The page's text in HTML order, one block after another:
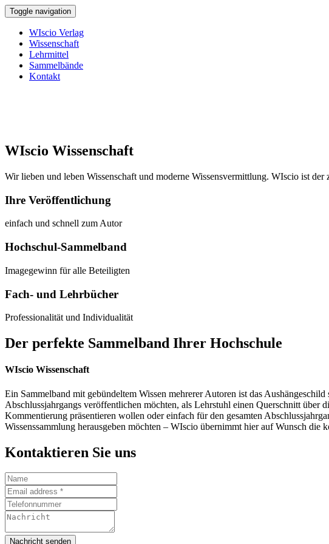
Toggle navigation
WIscio Verlag
Wissenschaft
Lehrmittel
Sammelbände
Kontakt
WIscio Wissenschaft
Wir lieben und leben Wissenschaft und moderne Wissensvermittlung. WIscio ist
Ihre Veröffentlichung
einfach und schnell zum Autor
Hochschul-Sammelband
Imagegewinn für alle Beteiligten
Fach- und Lehrbücher
Professionalität und Individualität
Der perfekte Sammelband Ihrer Hochschule
WIscio Wissenschaft
Ein Sammelband mit gebündeltem Wissen mehrerer Autoren ist das
Abschlussjahrgangs veröffentlichen möchten, als Lehrstuhl einen Querschnitt über
Kommentierung präsentieren wollen oder einfach für den gesamten
Wissenssammlung herausgeben möchten – WIscio übernimmt hier auf Wunsch
Kontaktieren Sie uns
Nachricht senden